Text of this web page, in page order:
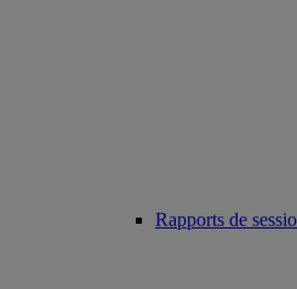
Rapports de